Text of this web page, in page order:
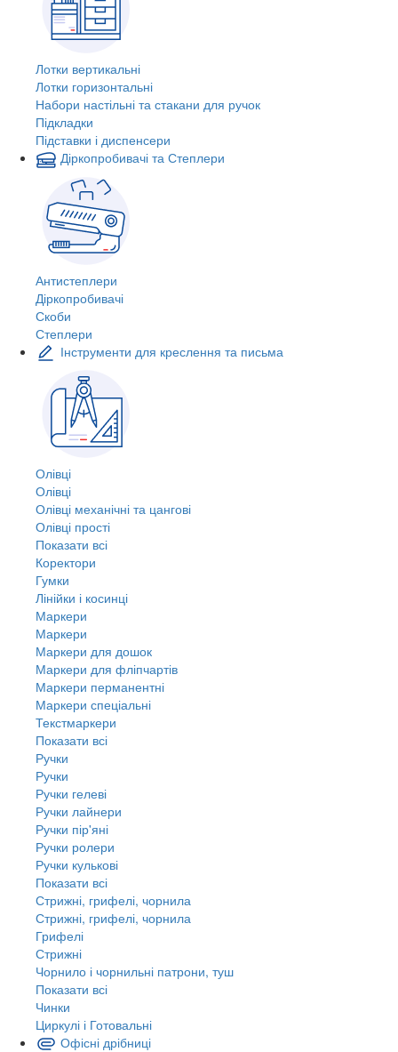
Лотки вертикальні
Лотки горизонтальні
Набори настільні та стакани для ручок
Підкладки
Підставки і диспенсери
Діркопробивачі та Степлери
Антистеплери
Діркопробивачі
Скоби
Степлери
Інструменти для креслення та письма
Олівці
Олівці
Олівці механічні та цангові
Олівці прості
Показати всі
Коректори
Гумки
Лінійки і косинці
Маркери
Маркери
Маркери для дошок
Маркери для фліпчартів
Маркери перманентні
Маркери спеціальні
Текстмаркери
Показати всі
Ручки
Ручки
Ручки гелеві
Ручки лайнери
Ручки пір'яні
Ручки ролери
Ручки кулькові
Показати всі
Стрижні, грифелі, чорнила
Стрижні, грифелі, чорнила
Грифелі
Стрижні
Чорнило і чорнильні патрони, туш
Показати всі
Чинки
Циркулі і Готовальні
Офісні дрібниці